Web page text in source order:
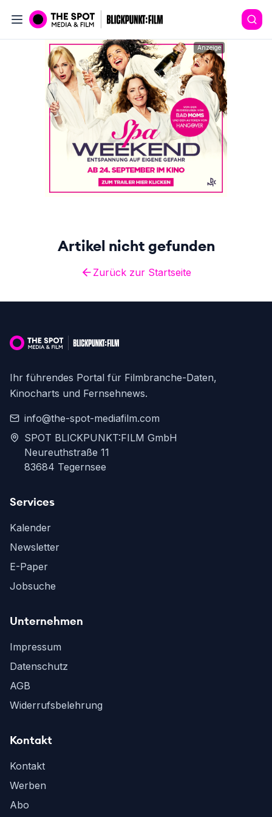
Anzeige
Artikel nicht gefunden
Zurück zur Startseite
Ihr führendes Portal für Filmbranche-Daten,
Kinocharts und Fernsehnews.
info@the-spot-mediafilm.com
SPOT BLICKPUNKT:FILM GmbH
Neureuthstraße 11
83684 Tegernsee
Services
Kalender
Newsletter
E-Paper
Jobsuche
Unternehmen
Impressum
Datenschutz
AGB
Widerrufsbelehrung
Kontakt
Kontakt
Werben
Abo